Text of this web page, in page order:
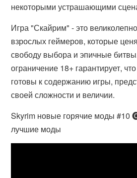
некоторыми устрашающими
Игра "Скайрим" - это
взрослых геймеров, которые
свободу выбора и эпичные
ограничение 18+ гарантирует,
готовы к содержанию игры,
своей сложности и величии.
Skyrim новые горячие моды #10
лучшие моды